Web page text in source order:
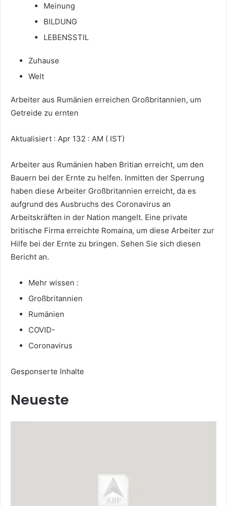
Meinung
BILDUNG
LEBENSSTIL
Zuhause
Welt
Arbeiter aus Rumänien erreichen Großbritannien, um
Getreide zu ernten
Aktualisiert : Apr 132 : AM ( IST)
Arbeiter aus Rumänien haben Britian erreicht, um den
Bauern bei der Ernte zu helfen. Inmitten der Sperrung
haben diese Arbeiter Großbritannien erreicht, da es
aufgrund des Ausbruchs des Coronavirus an
Arbeitskräften in der Nation mangelt. Eine private
britische Firma erreichte Romaina, um diese Arbeiter zur
Hilfe bei der Ernte zu bringen. Sehen Sie sich diesen
Bericht an.
Mehr wissen :
Großbritannien
Rumänien
COVID-
Coronavirus
Gesponserte Inhalte
Neueste